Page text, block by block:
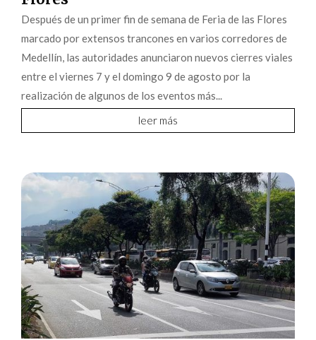
Después de un primer fin de semana de Feria de las Flores
marcado por extensos trancones en varios corredores de
Medellín, las autoridades anunciaron nuevos cierres viales
entre el viernes 7 y el domingo 9 de agosto por la
realización de algunos de los eventos más...
leer más